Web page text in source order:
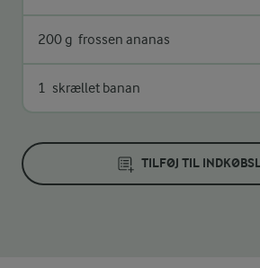
200 g frossen ananas
1 skrællet banan
TILFØJ TIL